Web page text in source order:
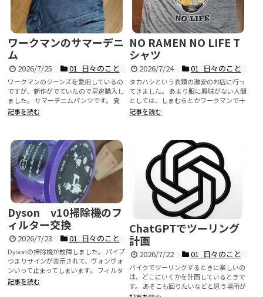
ワークマンのサマーデニ
ム
2026/7/25 01_日々のこと
ワークマンのジーンズを愛用しているの
ですが、新作がでていたので早速購入し
ました。 サマーデニムパンツです。 夏
にあまり長ズボン履きた...
記事を読む
NO RAMEN NO LIFE T
シャツ
2026/7/24 01_日々のこと
タカハシという衣類の激安のお店に行っ
てきました。 あまり服に興味がない人間
としては、しまむらとかワークマンで十
分なんです。 そんな中...
記事を読む
Dyson v10掃除機のフ
ィルター交換
2026/7/23 01_日々のこと
Dysonの掃除機が故障しました。 パイプ
つまりサインが表示されて、ヴォンヴォ
ンいって止まってしまいます。 フィルタ
ーも水洗いしたの...
記事を読む
ChatGPTでツーリング
計画
2026/7/22 01_日々のこと
バイクでツーリングするときに楽しいの
は、どこにいくかを計画しているときで
す。 あそこも回りたいなどと思う場所が
たくさんあります。 ラ...